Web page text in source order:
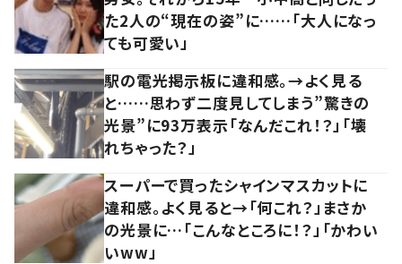
た2人の“現在の姿”に……「大人になっ
ても可愛い」
駅の電光掲示板に違和感。→よく見る
と……思わず二度見してしまう”驚きの
光景”に93万表示「なんだこれ！？」「壊
れちゃった？」
スーパーで買ったシャインマスカットに
違和感。よく見ると→「何これ？」まさか
の光景に…「こんなところに！？」「かわい
いww」